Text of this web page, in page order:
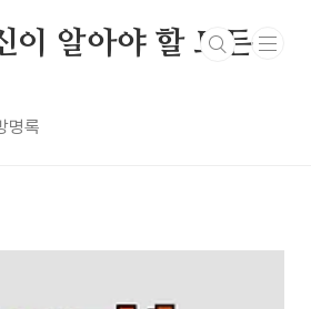
이 알아야 할 모든
명록